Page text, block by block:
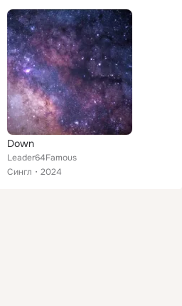
Down
Leader64Famous
Сингл
2024